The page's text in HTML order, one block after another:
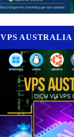
VPS AUSTRALIA